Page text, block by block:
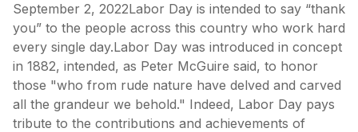
September 2, 2022Labor Day is intended to say “thank
you” to the people across this country who work hard
every single day.Labor Day was introduced in concept
in 1882, intended, as Peter McGuire said, to honor
those "who from rude nature have delved and carved
all the grandeur we behold." Indeed, Labor Day pays
tribute to the contributions and achievements of